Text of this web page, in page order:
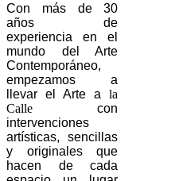
Con más de 30
años de
experiencia en el
mundo del Arte
Contemporáneo,
empezamos a
llevar el Arte ala
Calle con
intervenciones
artísticas, sencillas
y originales que
hacen de cada